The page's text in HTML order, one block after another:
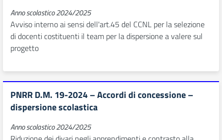
Anno scolastico 2024/2025
Avviso interno ai sensi dell'art.45 del CCNL per la selezione
di docenti costituenti il team per la dispersione a valere sul
progetto
PNRR D.M. 19-2024 – Accordi di concessione –
dispersione scolastica
Anno scolastico 2024/2025